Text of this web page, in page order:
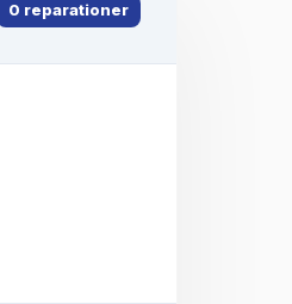
0 reparationer